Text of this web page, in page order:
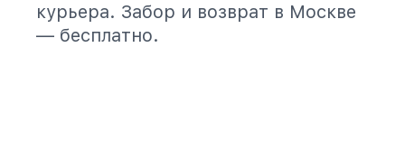
курьера. Забор и возврат в Москве
— бесплатно.